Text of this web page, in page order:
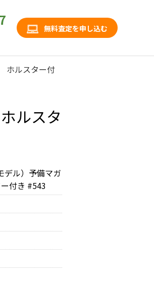
無料査定を申し込む
ホルスター付
ルスタ
デル）予備マガ
付き #543